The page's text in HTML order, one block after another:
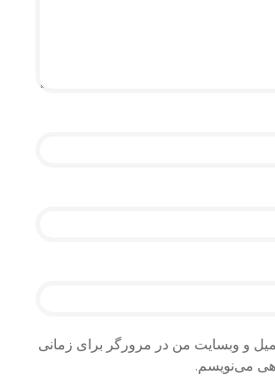
و وبسایت من در مرورگر برای زمانی
می‌نویسم.